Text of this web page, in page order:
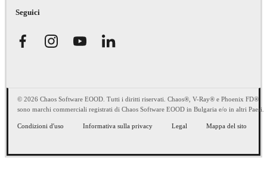
Seguici
© 2026 Chaos Software EOOD. Tutti i diritti riservati. Chaos®, V-Ray® e Phoenix FD®
sono marchi commerciali registrati di Chaos Software EOOD in Bulgaria e/o in altri Paesi.
Condizioni d'uso Informativa sulla privacy Legal Mappa del sito